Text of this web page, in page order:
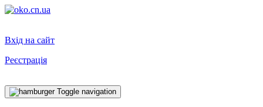
Вхід на сайт
Реєстрація
Toggle navigation